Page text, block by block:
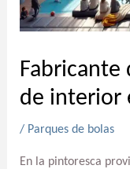
Fabricante
de interior
/ Parques de bolas
En la pintoresca